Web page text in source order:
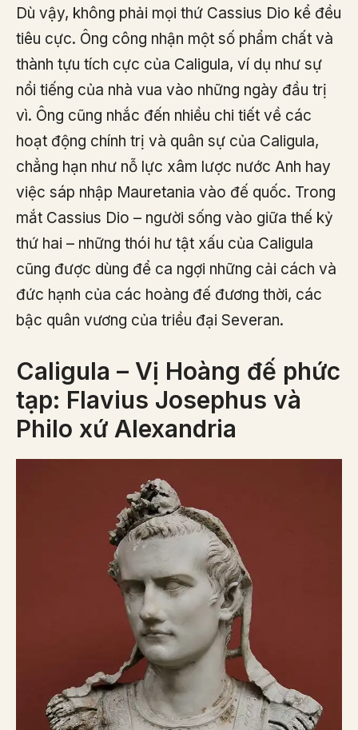
Dù vậy, không phải mọi thứ Cassius Dio kể đều
tiêu cực. Ông công nhận một số phẩm chất và
thành tựu tích cực của Caligula, ví dụ như sự
nổi tiếng của nhà vua vào những ngày đầu trị
vì. Ông cũng nhắc đến nhiều chi tiết về các
hoạt động chính trị và quân sự của Caligula,
chẳng hạn như nỗ lực xâm lược nước Anh hay
việc sáp nhập Mauretania vào đế quốc. Trong
mắt Cassius Dio – người sống vào giữa thế kỷ
thứ hai – những thói hư tật xấu của Caligula
cũng được dùng để ca ngợi những cải cách và
đức hạnh của các hoàng đế đương thời, các
bậc quân vương của triều đại Severan.
Caligula – Vị Hoàng đế phức
tạp: Flavius Josephus và
Philo xứ Alexandria